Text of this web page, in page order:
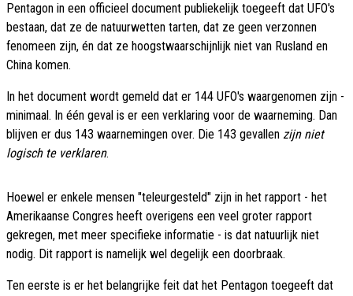
Pentagon in een officieel document publiekelijk toegeeft dat UFO's
bestaan, dat ze de natuurwetten tarten, dat ze geen verzonnen
fenomeen zijn, én dat ze hoogstwaarschijnlijk niet van Rusland en
China komen.
In het document wordt gemeld dat er 144 UFO's waargenomen zijn -
minimaal. In één geval is er een verklaring voor de waarneming. Dan
blijven er dus 143 waarnemingen over. Die 143 gevallen zijn niet
logisch te verklaren.
Hoewel er enkele mensen "teleurgesteld" zijn in het rapport - het
Amerikaanse Congres heeft overigens een veel groter rapport
gekregen, met meer specifieke informatie - is dat natuurlijk niet
nodig. Dit rapport is namelijk wel degelijk een doorbraak.
Ten eerste is er het belangrijke feit dat het Pentagon toegeeft dat